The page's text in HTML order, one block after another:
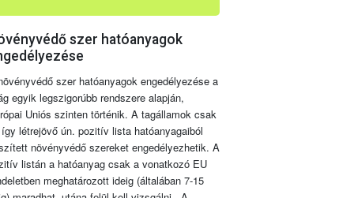
szer hatóanyagok
szer hatóanyagok engedélyezése a
egyik legszigorúbb rendszere alapján,
Uniós szinten történik. A tagállamok csak
létrejövő ún. pozitív lista hatóanyagaiból
növényvédő szereket engedélyezhetik. A
listán a hatóanyag csak a vonatkozó EU
meghatározott ideig (általában 7-15